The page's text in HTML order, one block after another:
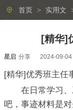
首页 > 实用文
[精华]
星启 分享 2024-09-
[精华]优秀班主任
在日常学习、
吧，事迹材料是